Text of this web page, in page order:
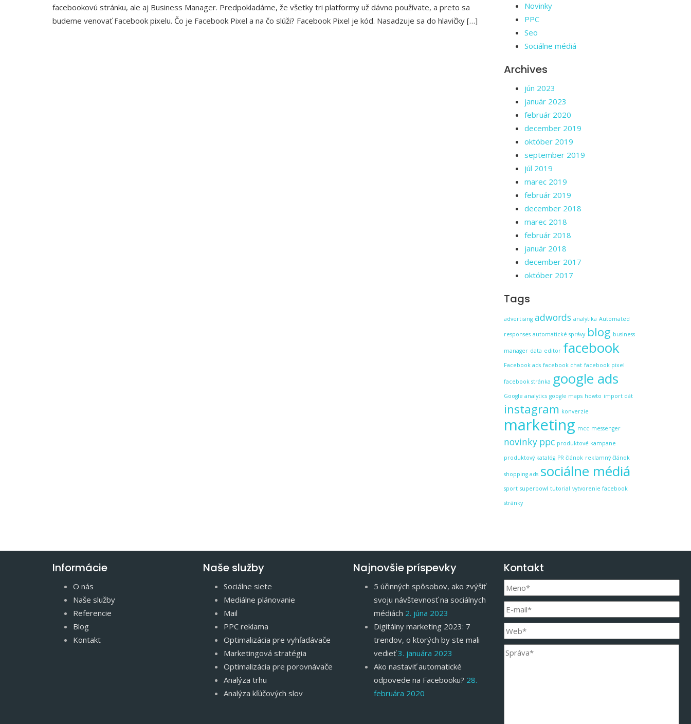
facebookovú stránku, ale aj Business Manager. Predpokladáme, že všetky tri platformy už dávno používate, a preto sa
budeme venovať Facebook pixelu. Čo je Facebook Pixel a na čo slúži? Facebook Pixel je kód. Nasadzuje sa do hlavičky […]
Novinky
PPC
Seo
Sociálne médiá
Archives
jún 2023
január 2023
február 2020
december 2019
október 2019
september 2019
júl 2019
marec 2019
február 2019
december 2018
marec 2018
február 2018
január 2018
december 2017
október 2017
Tags
advertising adwords analytika Automated
responses automatické správy blog business
manager data editor facebook
Facebook ads facebook chat facebook pixel
facebook stránka google ads
Google analytics google maps howto import dát
instagram konverzie
marketing mcc messenger
novinky ppc produktové kampane
produktový katalóg PR článok reklamný článok
shopping ads sociálne médiá
sport superbowl tutorial vytvorenie facebook
stránky
Informácie
O nás
Naše služby
Referencie
Blog
Kontakt
Naše služby
Sociálne siete
Mediálne plánovanie
Mail
PPC reklama
Optimalizácia pre vyhľadávače
Marketingová stratégia
Optimalizácia pre porovnávače
Analýza trhu
Analýza kľúčových slov
Najnovšie príspevky
5 účinných spôsobov, ako zvýšiť
svoju návštevnosť na sociálnych
médiách 2. júna 2023
Digitálny marketing 2023: 7
trendov, o ktorých by ste mali
vedieť 3. januára 2023
Ako nastaviť automatické
odpovede na Facebooku? 28.
februára 2020
Kontakt